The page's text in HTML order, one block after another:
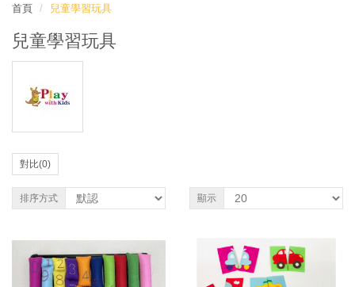
首頁 兒童學習玩具
兒童學習玩具
對比(0)
排序方式 顯示